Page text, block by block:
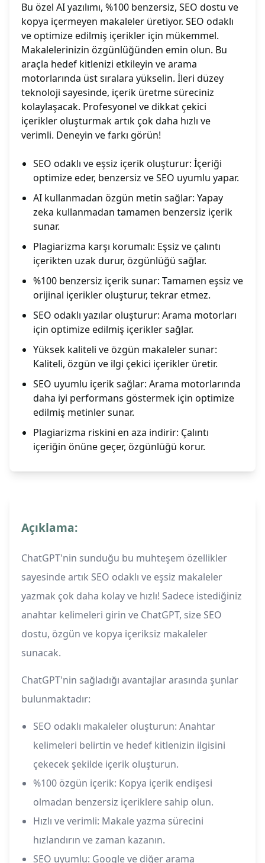
Bu özel AI yazılımı, %100 benzersiz, SEO dostu ve
kopya içermeyen makaleler üretiyor. SEO odaklı
ve optimize edilmiş içerikler için mükemmel.
Makalelerinizin özgünlüğünden emin olun. Bu
araçla hedef kitlenizi etkileyin ve arama
motorlarında üst sıralara yükselin. İleri düzey
teknoloji sayesinde, içerik üretme süreciniz
kolaylaşacak. Profesyonel ve dikkat çekici
içerikler oluşturmak artık çok daha hızlı ve
verimli. Deneyin ve farkı görün!
SEO odaklı ve eşsiz içerik oluşturur: İçeriği
optimize eder, benzersiz ve SEO uyumlu yapar.
AI kullanmadan özgün metin sağlar: Yapay
zeka kullanmadan tamamen benzersiz içerik
sunar.
Plagiarizma karşı korumalı: Eşsiz ve çalıntı
içerikten uzak durur, özgünlüğü sağlar.
%100 benzersiz içerik sunar: Tamamen eşsiz ve
orijinal içerikler oluşturur, tekrar etmez.
SEO odaklı yazılar oluşturur: Arama motorları
için optimize edilmiş içerikler sağlar.
Yüksek kaliteli ve özgün makaleler sunar:
Kaliteli, özgün ve ilgi çekici içerikler üretir.
SEO uyumlu içerik sağlar: Arama motorlarında
daha iyi performans göstermek için optimize
edilmiş metinler sunar.
Plagiarizma riskini en aza indirir: Çalıntı
içeriğin önüne geçer, özgünlüğü korur.
Açıklama:
ChatGPT'nin sunduğu bu muhteşem özellikler
sayesinde artık SEO odaklı ve eşsiz makaleler
yazmak çok daha kolay ve hızlı! Sadece istediğiniz
anahtar kelimeleri girin ve ChatGPT, size SEO
dostu, özgün ve kopya içeriksiz makaleler
sunacak.
ChatGPT'nin sağladığı avantajlar arasında şunlar
bulunmaktadır:
SEO odaklı makaleler oluşturun: Anahtar
kelimeleri belirtin ve hedef kitlenizin ilgisini
çekecek şekilde içerik oluşturun.
%100 özgün içerik: Kopya içerik endişesi
olmadan benzersiz içeriklere sahip olun.
Hızlı ve verimli: Makale yazma sürecini
hızlandırın ve zaman kazanın.
SEO uyumlu: Google ve diğer arama